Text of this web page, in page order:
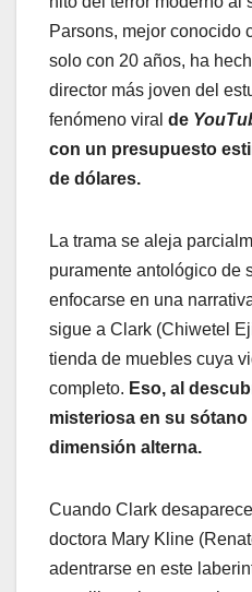
Parsons, mejor conocido
solo con 20 años, ha
director más joven del
fenómeno viral de
con un presupuesto
de dólares.
La trama se aleja
puramente antológico de
enfocarse en una
sigue a Clark (Chiwetel
tienda de muebles cuya
completo. Eso, al
misteriosa en su
dimensión alterna.
Cuando Clark
doctora Mary Kline
adentrarse en este